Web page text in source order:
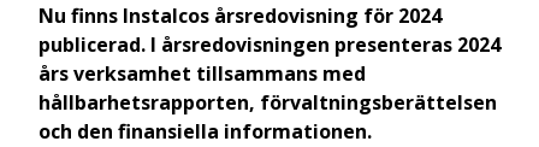
Nu finns Instalcos årsredovisning för 2024
publicerad. I årsredovisningen presenteras 2024
års verksamhet tillsammans med
hållbarhetsrapporten, förvaltningsberättelsen
och den finansiella informationen.